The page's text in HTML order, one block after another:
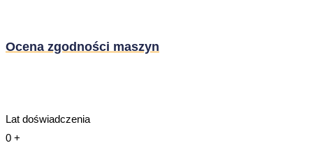
Ocena zgodności maszyn
Lat doświadczenia
0 +